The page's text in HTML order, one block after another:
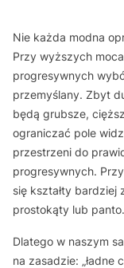
Nie każda modna
Przy wyższych
progresywnych
przemyślany. Zbyt
będą grubsze,
ograniczać pole
przestrzeni do
progresywnych.
się kształty bardziej
prostokąty lub panto.
Dlatego w naszym
na zasadzie: „ładne